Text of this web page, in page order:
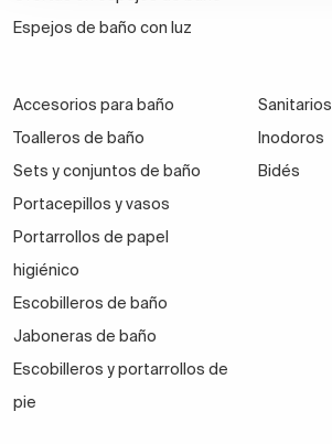
Espejos de baño con luz
Accesorios para baño
Toalleros de baño
Sets y conjuntos de baño
Portacepillos y vasos
Portarrollos de papel
higiénico
Escobilleros de baño
Jaboneras de baño
Escobilleros y portarrollos de
pie
Sanitarios
Inodoros
Bidés